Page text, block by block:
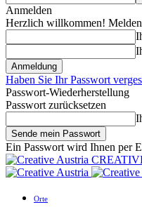
Anmelden
Herzlich willkommen! Melden
Haben Sie Ihr Passwort
Passwort-Wiederherstellung
Passwort zurücksetzen
Ein Passwort wird Ihnen per
Orte